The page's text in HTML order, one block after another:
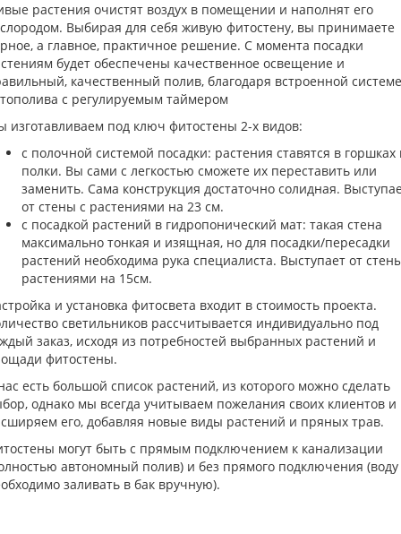
растения очистят воздух в помещении и наполнят его
Выбирая для себя живую фитостену, вы принимаете
а главное, практичное решение. С момента посадки
будет обеспечены качественное освещение и
качественный полив, благодаря встроенной системе
с регулируемым таймером
изготавливаем под ключ фитостены 2-х видов:
с полочной системой посадки: растения ставятся в горшках
полки. Вы сами с легкостью сможете их переставить или
заменить. Сама конструкция достаточно солидная.
от стены с растениями на 23 см.
с посадкой растений в гидропонический мат: такая стена
максимально тонкая и изящная, но для посадки/пересадки
растений необходима рука специалиста. Выступает от
растениями на 15см.
и установка фитосвета входит в стоимость проекта.
светильников рассчитывается индивидуально под
заказ, исходя из потребностей выбранных растений и
фитостены.
есть большой список растений, из которого можно сделать
однако мы всегда учитываем пожелания своих клиентов и
его, добавляя новые виды растений и пряных трав.
могут быть с прямым подключением к канализации
автономный полив) и без прямого подключения (воду
заливать в бак вручную).